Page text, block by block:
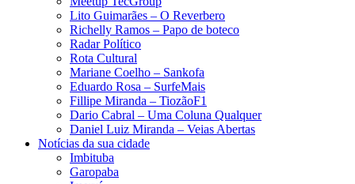
Lito Guimarães – O Reverbero
Richelly Ramos​ – Papo de boteco
Radar Político
Rota Cultural
Mariane Coelho – Sankofa
Eduardo Rosa​ – SurfeMais
Fillipe Miranda – TiozãoF1
Dario Cabral – Uma Coluna Qualquer
Daniel Luiz Miranda – Veias Abertas
Notícias da sua cidade
Imbituba
Garopaba